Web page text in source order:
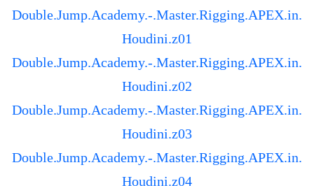
Double.Jump.Academy.-.Master.Rigging.APEX.in.
Houdini.z01
Double.Jump.Academy.-.Master.Rigging.APEX.in.
Houdini.z02
Double.Jump.Academy.-.Master.Rigging.APEX.in.
Houdini.z03
Double.Jump.Academy.-.Master.Rigging.APEX.in.